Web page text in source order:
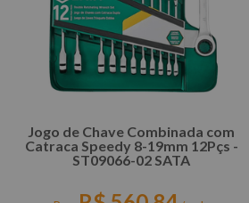
Jogo de Chave Combinada com
Catraca Speedy 8-19mm 12Pçs -
ST09066-02 SATA